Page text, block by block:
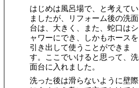
はじめは風呂場で、と考えてい
ましたが、リフォーム後の洗面
台は、大きく、また、蛇口はシ
ャワーにでき、しかもホースを
引き出して使うことができま
す。ここでいけると思って、洗
面台に入れました。
洗った後は滑らないように壁際